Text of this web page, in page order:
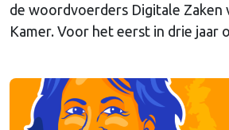
de woordvoerders Digitale Zaken
Kamer. Voor het eerst in drie jaar